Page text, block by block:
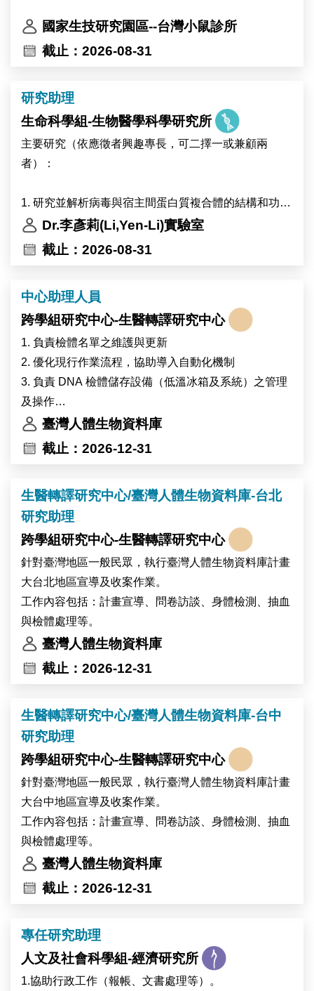
國家生技研究園區--台灣小鼠診所
截止：2026-08-31
研究助理
生命科學組-生物醫學科學研究所
主要研究（依應徵者興趣專長，可二擇一或兼顧兩
者）：
1. 研究並解析病毒與宿主間蛋白質複合體的結構和功
能。
●實驗室庶務（必備）：
協助行政事務及其他交辦事項。
Dr.李彥莉(Li,Yen-Li)實驗室
截止：2026-08-31
中心助理人員
跨學組研究中心-生醫轉譯研究中心
1. 負責檢體名單之維護與更新
2. 優化現行作業流程，協助導入自動化機制
3. 負責 DNA 檢體儲存設備（低溫冰箱及系統）之管理
及操作
4. 協助辦理資料運用推廣及教育訓練活動
5. 協助組內行政作業及跨組支援事項，包括流程規劃、
臺灣人體生物資料庫
截止：2026-12-31
生醫轉譯研究中心/臺灣人體生物資料庫-台北
研究助理
跨學組研究中心-生醫轉譯研究中心
針對臺灣地區一般民眾，執行臺灣人體生物資料庫計畫
大台北地區宣導及收案作業。
工作內容包括：計畫宣導、問卷訪談、身體檢測、抽血
與檢體處理等。
臺灣人體生物資料庫
截止：2026-12-31
生醫轉譯研究中心/臺灣人體生物資料庫-台中
研究助理
跨學組研究中心-生醫轉譯研究中心
針對臺灣地區一般民眾，執行臺灣人體生物資料庫計畫
大台中地區宣導及收案作業。
工作內容包括：計畫宣導、問卷訪談、身體檢測、抽血
與檢體處理等。
臺灣人體生物資料庫
截止：2026-12-31
專任研究助理
人文及社會科學組-經濟研究所
1.協助行政工作（報帳、文書處理等）。